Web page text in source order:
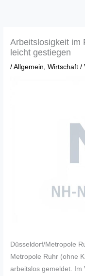
Arbeitslosigkeit im
leicht gestiegen
/Allgemein,Wirtschaft /
Düsseldorf/Metropole
Metropole Ruhr (ohne
arbeitslos gemeldet. Im